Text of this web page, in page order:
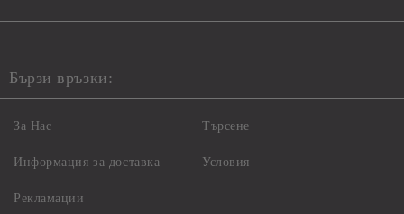
Бързи връзки:
За Нас
Информация за доставка
Рекламации
Търсене
Условия